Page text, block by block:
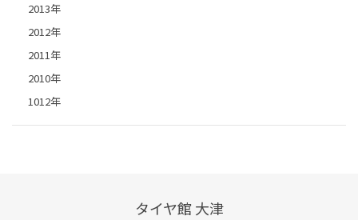
2013年
2012年
2011年
2010年
1012年
タイヤ館 大津